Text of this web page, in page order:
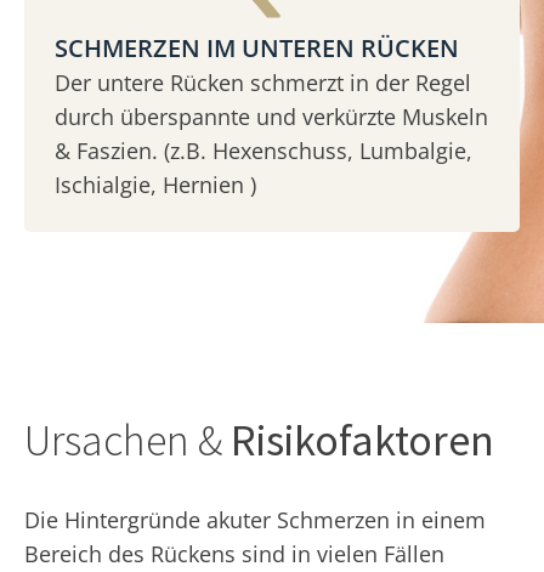
SCHMERZEN IM UNTEREN RÜCKEN
Der untere Rücken schmerzt in der Regel
durch überspannte und verkürzte Muskeln
& Faszien. (z.B. Hexenschuss, Lumbalgie,
Ischialgie, Hernien )
Ursachen & Risikofaktoren
Die Hintergründe akuter Schmerzen in einem
Bereich des Rückens sind in vielen Fällen